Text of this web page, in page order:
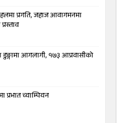
प्रगति, जहाज आवागमनमा
डुङ्गामा आगलागी, १७३ आप्रवासीको
डिपो बास्केटबलमा प्रभात च्याम्पियन